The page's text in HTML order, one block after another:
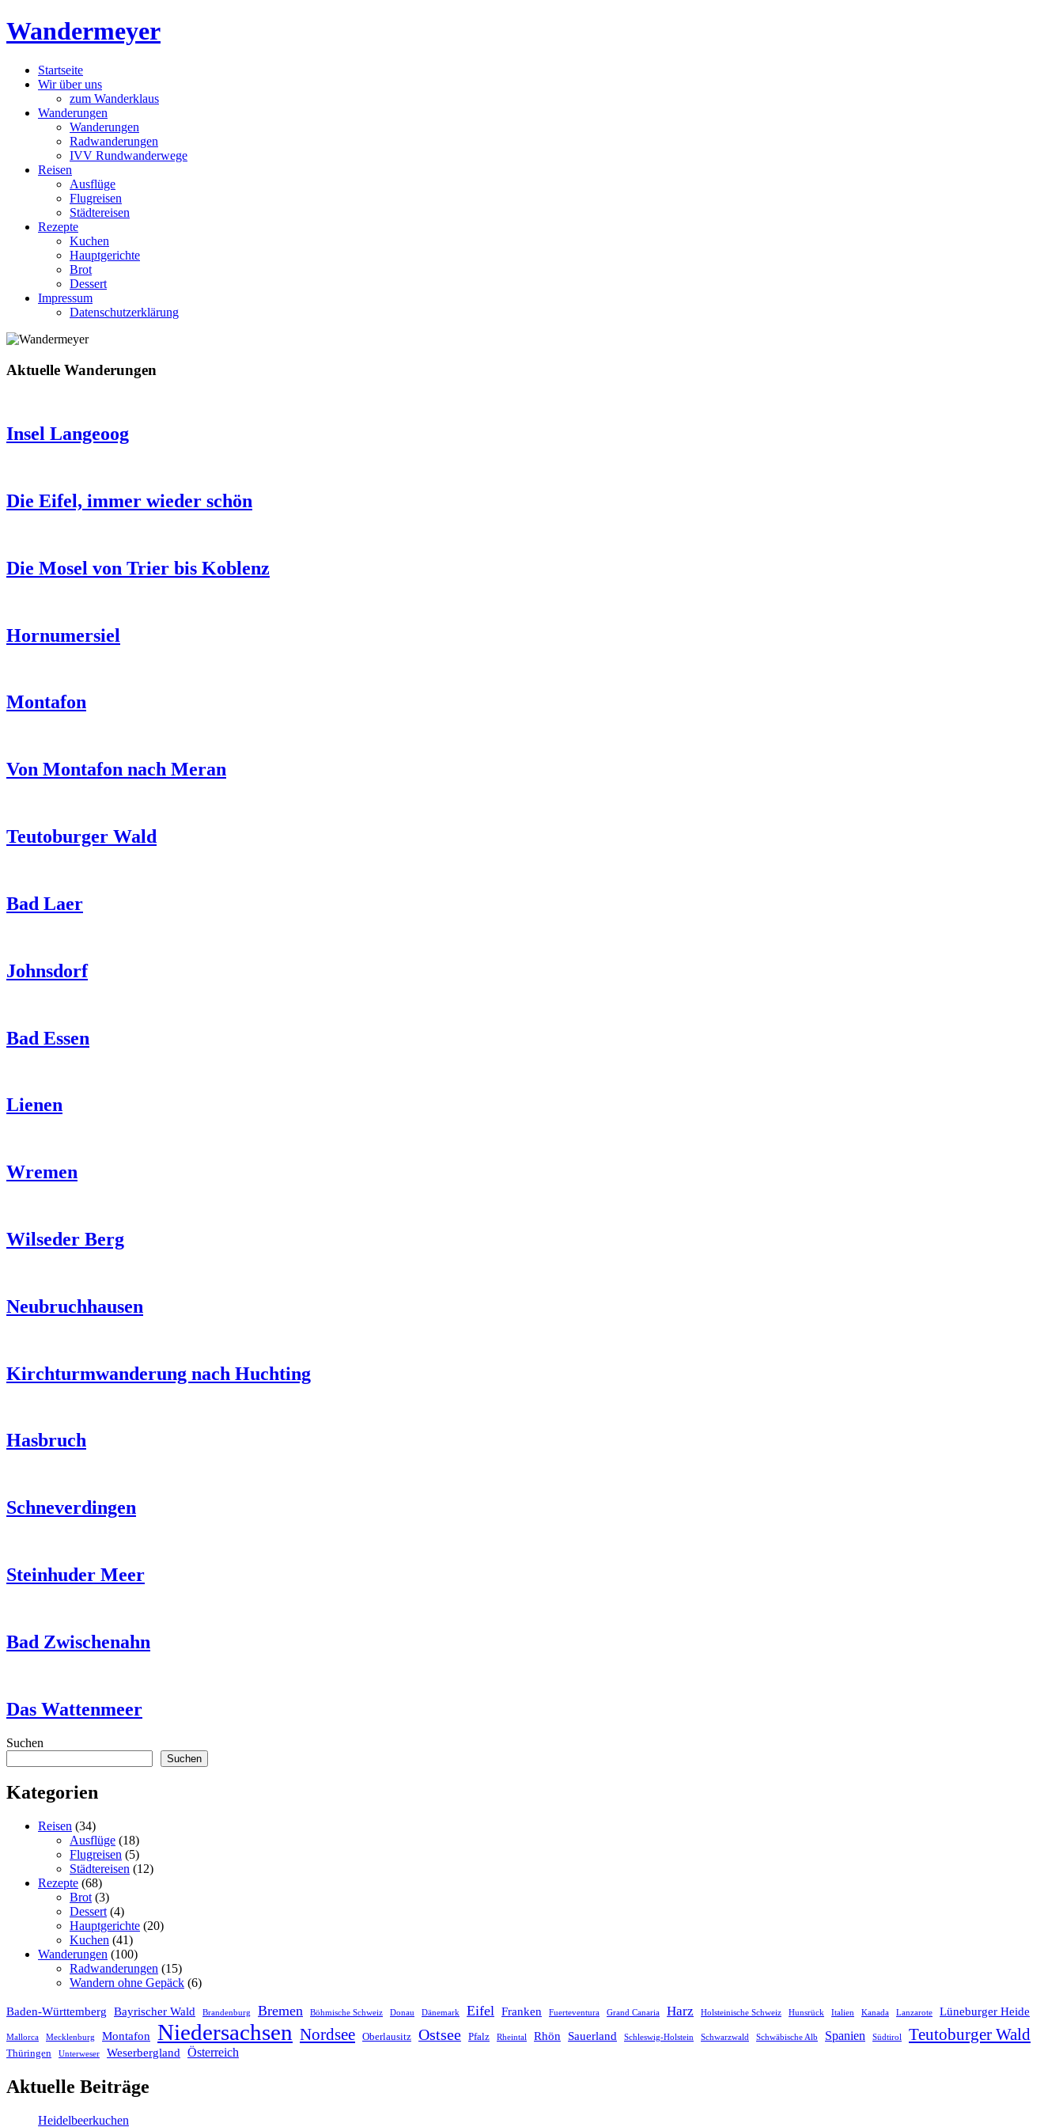
Skip
to
Wandermeyer
Das Wandern ist des Meyers Lust
Startseite
Wir über uns
zum Wanderklaus
Wanderungen
Wanderungen
Radwanderungen
IVV Rundwanderwege
Reisen
Ausflüge
Flugreisen
Städtereisen
Rezepte
Kuchen
Hauptgerichte
Brot
Dessert
Impressum
Datenschutzerklärung
Aktuelle Wanderungen
Insel Langeoog
Die Eifel, immer wieder schön
Die Mosel von Trier bis Koblenz
Hornumersiel
Montafon
Von Montafon nach Meran
Teutoburger Wald
Bad Laer
Johnsdorf
Bad Essen
Lienen
Wremen
Wilseder Berg
Neubruchhausen
Kirchturmwanderung nach Huchting
Hasbruch
Schneverdingen
Steinhuder Meer
Bad Zwischenahn
Das Wattenmeer
Suchen
Suchen
Kategorien
Reisen (34)
Ausflüge (18)
Flugreisen (5)
Städtereisen (12)
Rezepte (68)
Brot (3)
Dessert (4)
Hauptgerichte (20)
Kuchen (41)
Wanderungen (100)
Radwanderungen (15)
Wandern ohne Gepäck (6)
Baden-Württemberg Bayrischer Wald Brandenburg Bremen Böhmische Schweiz Donau Dänemark Eifel Franken Fuerteventura Grand Canaria Harz Holsteinische Schweiz Hunsrück Italien Kanada Lanzarote Lüneburger Heide
Mallorca Mecklenburg Montafon Niedersachsen Nordsee Oberlausitz Ostsee Pfalz Rheintal Rhön Sauerland Schleswig-Holstein Schwarzwald Schwäbische Alb Spanien Südtirol Teutoburger Wald
Thüringen Unterweser Weserbergland Österreich
Aktuelle Beiträge
Heidelbeerkuchen